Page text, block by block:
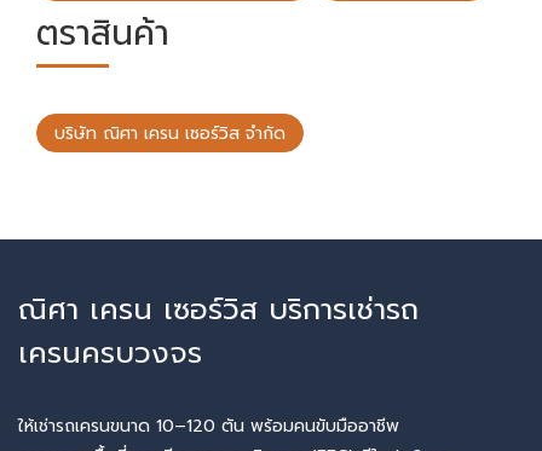
ตราสินค้า
บริษัท ณิศา เครน เซอร์วิส จำกัด
ณิศา เครน เซอร์วิส บริการเช่ารถ
เครนครบวงจร
ให้เช่ารถเครนขนาด 10–120 ตัน พร้อมคนขับมืออาชีพ